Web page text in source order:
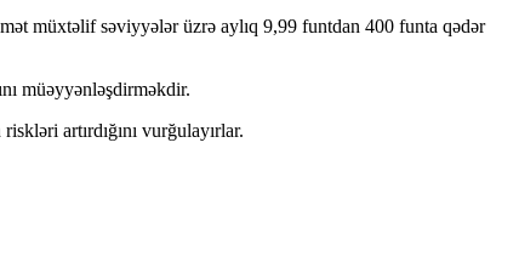
müxtəlif səviyyələr üzrə aylıq 9,99 funtdan 400 funta qədər
müəyyənləşdirməkdir.
artırdığını vurğulayırlar.